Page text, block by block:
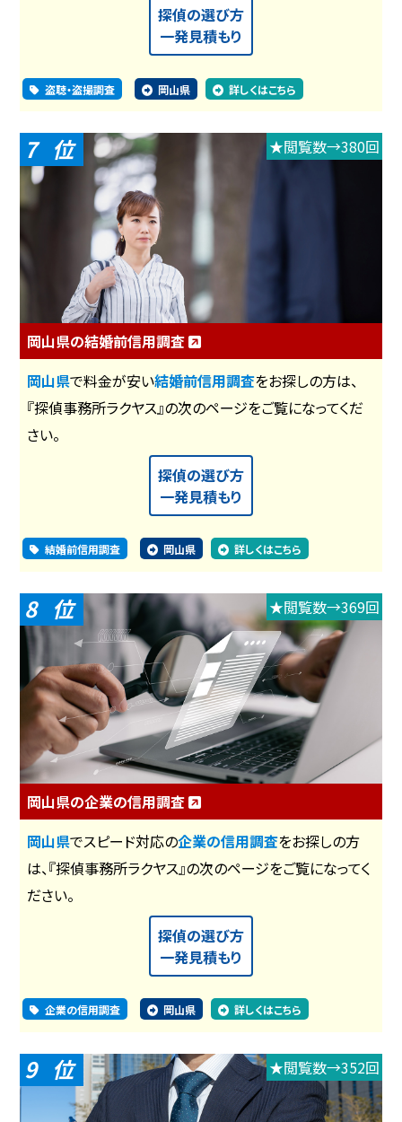
探偵の選び方
一発見積もり
盗聴・盗撮調査 岡山県 詳しくはこちら
7 ★閲覧数→380回
岡山県の結婚前信用調査
岡山県で料金が安い結婚前信用調査をお探しの方は、
『探偵事務所ラクヤス』の次のページをご覧になってくだ
さい。
探偵の選び方
一発見積もり
結婚前信用調査 岡山県 詳しくはこちら
8 ★閲覧数→369回
岡山県の企業の信用調査
岡山県でスピード対応の企業の信用調査をお探しの方
は、『探偵事務所ラクヤス』の次のページをご覧になってく
ださい。
探偵の選び方
一発見積もり
企業の信用調査 岡山県 詳しくはこちら
9 ★閲覧数→352回